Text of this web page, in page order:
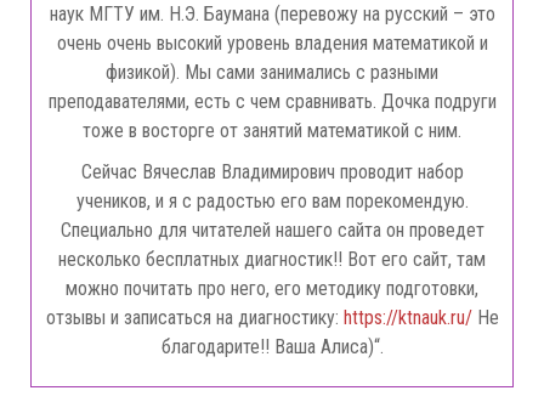
наук МГТУ им. Н.Э. Баумана (перевожу на русский – это
очень очень высокий уровень владения математикой и
физикой). Мы сами занимались с разными
преподавателями, есть с чем сравнивать. Дочка подруги
тоже в восторге от занятий математикой с ним.
Сейчас Вячеслав Владимирович проводит набор
учеников, и я с радостью его вам порекомендую.
Специально для читателей нашего сайта он проведет
несколько бесплатных диагностик!! Вот его сайт, там
можно почитать про него, его методику подготовки,
отзывы и записаться на диагностику: https://ktnauk.ru/Не
благодарите!! Ваша Алиса)“.